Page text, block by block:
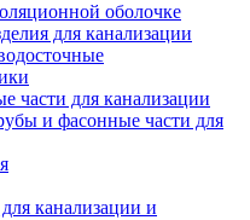
оболочке
для канализации
для канализации
и фасонные части для
канализации и